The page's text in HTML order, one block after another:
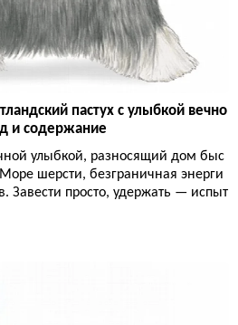
пастух с улыбкой вечно
и содержание
улыбкой, разносящий дом быс
шерсти, безграничная энерги
Завести просто, удержать — испыт